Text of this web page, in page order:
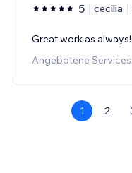
5 cecilia
Great work as
Angebotene
1 2